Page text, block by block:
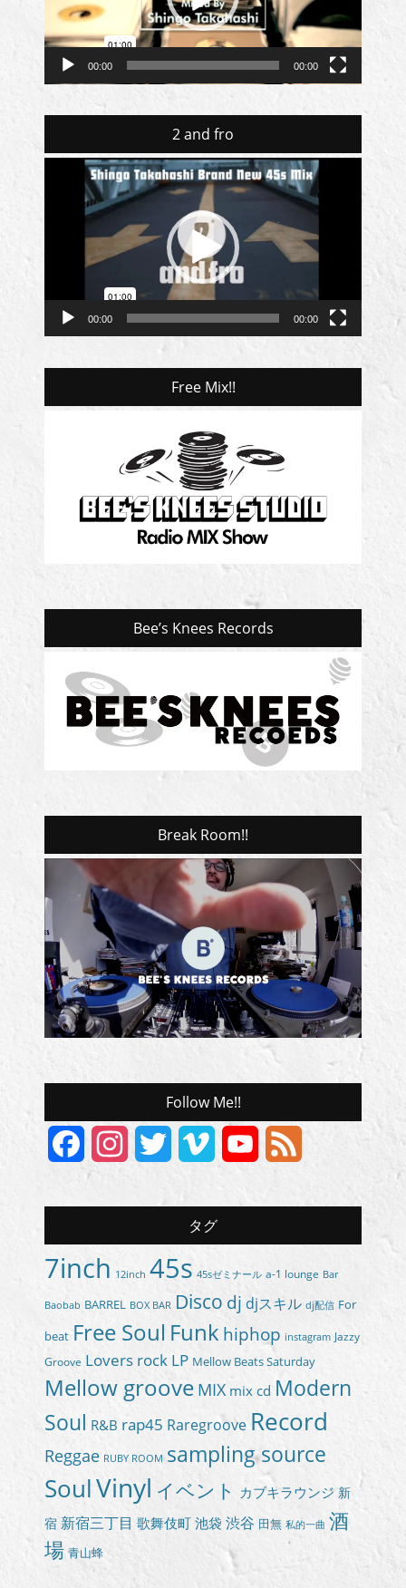
00:00 00:00
2 and fro
00:00 00:00
Free Mix!!
Bee’s Knees Records
Break Room!!
Follow Me!!
FacebookInstagram
Twitter Vimeo
YouTube
タグ
7inch 12inch 45s 45sゼミナール a-1 lounge Bar
Baobab BARREL BOX BAR Disco dj djスキル dj配信 For
beat Free Soul Funk hiphop instagram Jazzy
Groove Lovers rock LP Mellow Beats Saturday
Mellow groove MIX mix cd Modern
Soul R&B rap45 Raregroove Record
Reggae RUBY ROOM sampling source
SoulVinyl イベント カブキラウンジ 新
宿 新宿三丁目 歌舞伎町 池袋 渋谷 田無 私的一曲 酒
場 青山蜂